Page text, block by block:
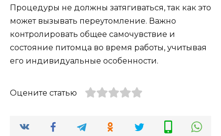
Процедуры не должны затягиваться, так как это
может вызывать переутомление. Важно
контролировать общее самочувствие и
состояние питомца во время работы, учитывая
его индивидуальные особенности.
Оцените статью